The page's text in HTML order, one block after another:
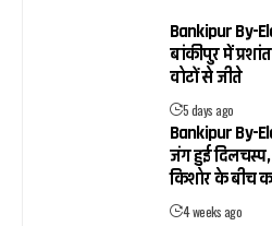
Bankipur By-
बांकीपुर में
वोटों से जीते
5 days ago
Bankipur By-
जंग हुई
किशोर के बीच
4 weeks ago